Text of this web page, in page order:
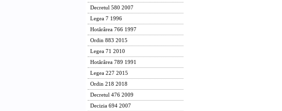
Decretul 580 2007
Legea 7 1996
Hotărârea 766 1997
Ordin 883 2015
Legea 71 2010
Hotărârea 789 1991
Legea 227 2015
Ordin 218 2018
Decretul 476 2009
Decizia 694 2007